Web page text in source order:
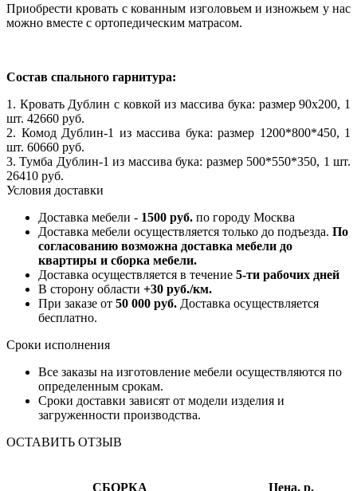
Приобрести кровать с кованным изголовьем и изножьем у нас
можно вместе с ортопедическим матрасом.
Состав спального гарнитура:
1. Кровать Дублин с ковкой из массива бука: размер 90x200, 1
шт. 42660 руб.
2. Комод Дублин-1 из массива бука: размер 1200*800*450, 1
шт. 60660 руб.
3. Тумба Дублин-1 из массива бука: размер 500*550*350, 1 шт.
26410 руб.
Условия доставки
Доставка мебели - 1500 руб. по городу Москва
Доставка мебели осуществляется только до подъезда. По
согласованию возможна доставка мебели до
квартиры и сборка мебели.
Доставка осуществляется в течение 5-ти рабочих дней
В сторону области +30 руб./км.
При заказе от 50 000 руб. Доставка осуществляется
бесплатно.
Сроки исполнения
Все заказы на изготовление мебели осуществляются по
определенным срокам.
Сроки доставки зависят от модели изделия и
загруженности производства.
ОСТАВИТЬ ОТЗЫВ
СБОРКА Цена, р.